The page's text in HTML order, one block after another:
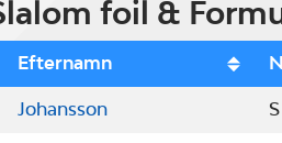
foil &
Efternamn
Johansson S